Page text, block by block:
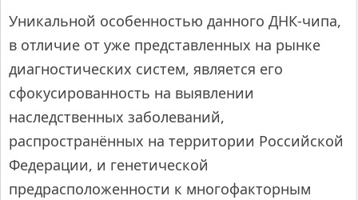
Уникальной особенностью данного ДНК-чипа,
в отличие от уже представленных на рынке
диагностических систем, является его
сфокусированность на выявлении
наследственных заболеваний,
распространённых на территории Российской
Федерации, и генетической
предрасположенности к многофакторным